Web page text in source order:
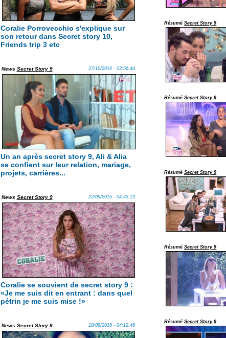
Coralie Porrovecchio s'explique sur
son retour dans Secret story 10,
Friends trip 3 etc
News Secret Story 9 27/10/2016 - 03:56:44
Un an après secret story 9, Ali & Alia
se confient sur leur relation, mariage,
projets, carrières...
News Secret Story 9 22/09/2016 - 04:43:13
Coralie se souvient de secret story 9 :
«Je me suis dit en entrant : dans quel
pétrin je me suis mise !»
News Secret Story 9 18/08/2016 - 04:12:46
RésuméSecret Story 9
RésuméSecret Story 9
RésuméSecret Story 9
RésuméSecret Story 9
RésuméSecret Story 9